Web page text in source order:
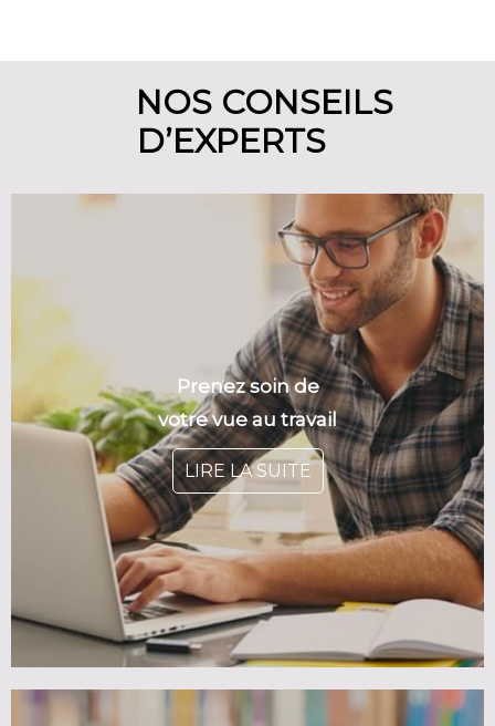
NOS CONSEILS
D’EXPERTS
Prenez soin de
votre vue au travail
LIRE LA SUITE